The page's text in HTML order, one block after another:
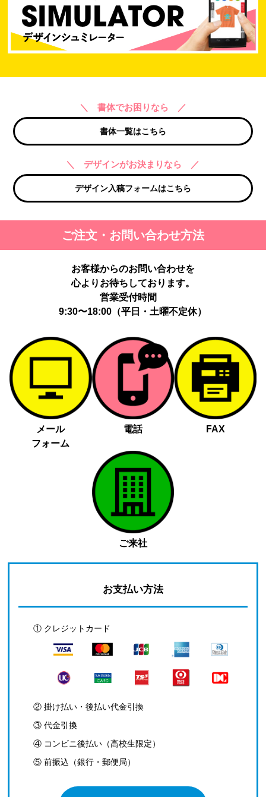
＼ 書体でお困りなら ／
書体一覧はこちら
＼ デザインがお決まりなら ／
デザイン入稿フォームはこちら
ご注文・お問い合わせ方法
お客様からのお問い合わせを
心よりお待ちしております。
営業受付時間
9:30〜18:00（平日・土曜不定休）
メール
フォーム
電話 FAX
ご来社
お支払い方法
① クレジットカード
② 掛け払い・後払い代金引換
③ 代金引換
④ コンビニ後払い（高校生限定）
⑤ 前振込（銀行・郵便局）